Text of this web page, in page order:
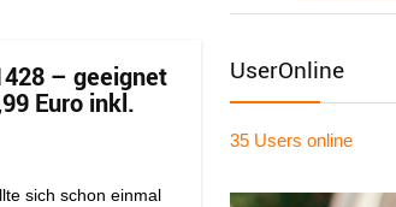
– geeignet
Euro inkl.
sich schon einmal
UserOnline
35 Users online